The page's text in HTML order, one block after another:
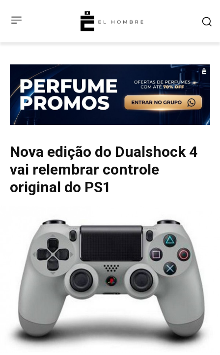
Nova edição do Dualshock 4
vai relembrar controle
original do PS1